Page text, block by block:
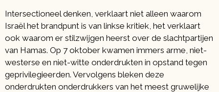
Intersectioneel denken, verklaart niet alleen waarom
Israël het brandpunt is van linkse kritiek, het verklaart
ook waarom er stilzwijgen heerst over de slachtpartijen
van Hamas. Op 7 oktober kwamen immers arme, niet-
westerse en niet-witte onderdrukten in opstand tegen
geprivilegieerden. Vervolgens bleken deze
onderdrukten onderdrukkers van het meest gruwelijke